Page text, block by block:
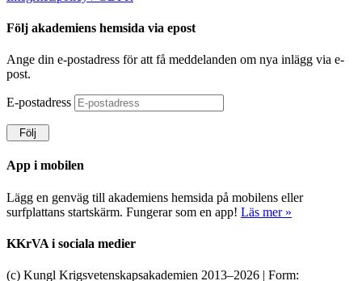
Följ akademiens hemsida via epost
Ange din e-postadress för att få meddelanden om nya inlägg via e-
post.
E-postadress
Följ
App i mobilen
Lägg en genväg till akademiens hemsida på mobilens eller
surfplattans startskärm. Fungerar som en app! Läs mer »
KKrVA i sociala medier
(c) Kungl Krigsvetenskapsakademien 2013–2026 | Form: